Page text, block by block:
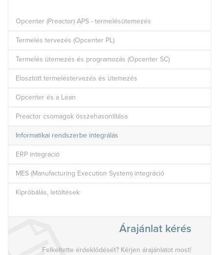
Opcenter (Preactor) APS - termelésütemezés
Termelés tervezés (Opcenter PL)
Termelés ütemezés és programozás (Opcenter SC)
Elosztott termeléstervezés és ütemezés
Opcenter és a Lean
Preactor csomagok összehasonlítása
Informatikai rendszerbe integrálás
ERP integráció
MES (Manufacturing Execution System) integráció
Kipróbálás, letöltések
Árajánlat kérés
Felkeltette érdeklődését? Kérjen árajánlatot most!